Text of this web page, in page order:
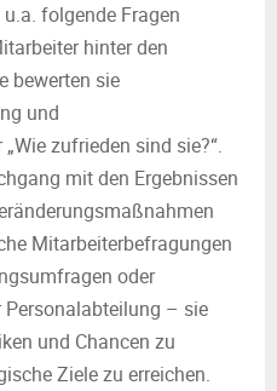
folgende Fragen
hinter den
bewerten sie
und
zufrieden sind sie?“.
mit den Ergebnissen
Mitarbeiterbefragungen
oder
– sie
und Chancen zu
Ziele zu erreichen.